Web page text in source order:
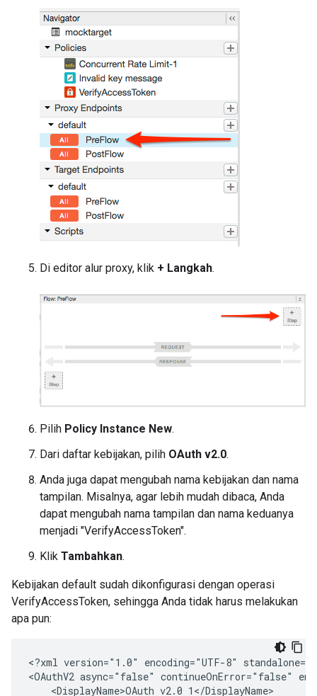
Di editor alur proxy, klik + Langkah.
Pilih Policy Instance New.
Dari daftar kebijakan, pilih OAuth v2.0.
Anda juga dapat mengubah nama kebijakan dan nama
tampilan. Misalnya, agar lebih mudah dibaca, Anda
dapat mengubah nama tampilan dan nama keduanya
menjadi "VerifyAccessToken".
Klik Tambahkan.
Kebijakan default sudah dikonfigurasi dengan operasi
VerifyAccessToken, sehingga Anda tidak harus melakukan
apa pun:
<?xml version="1.0" encoding="UTF-8"
<OAuthV2 async="false" continueOnError="false"
    <DisplayName>OAuth v2.0 1</DisplayName>